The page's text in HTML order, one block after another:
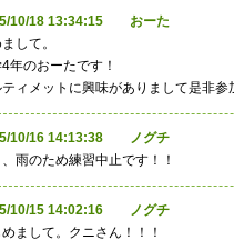
10/18 13:34:15 おーた
して。
年のおーたです！
ティメットに興味がありまして是非
10/16 14:13:38 ノグチ
雨のため練習中止です！！
10/15 14:02:16 ノグチ
まして。クニさん！！！